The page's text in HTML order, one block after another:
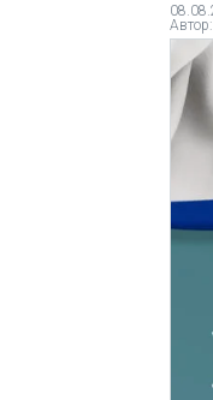
Автор: